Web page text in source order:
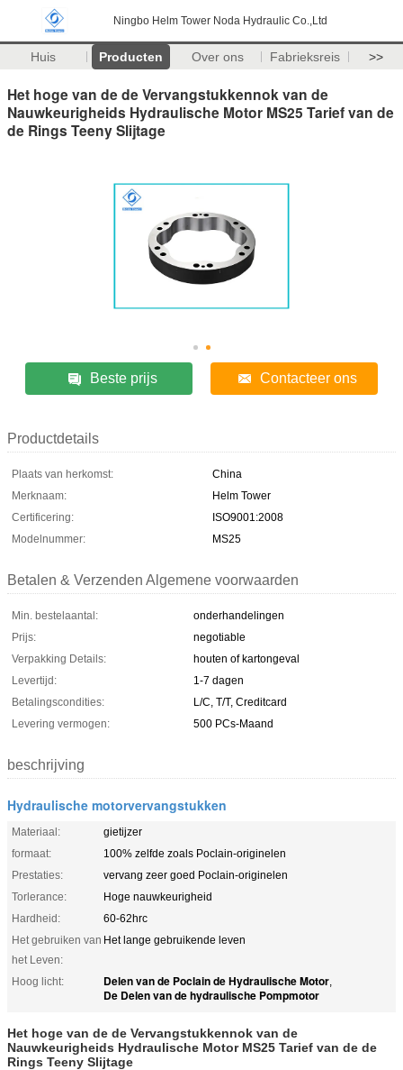
Ningbo Helm Tower Noda Hydraulic Co.,Ltd
Huis Producten Over ons Fabrieksreis >>
Het hoge van de de Vervangstukkennok van de
Nauwkeurigheids Hydraulische Motor MS25 Tarief van de
de Rings Teeny Slijtage
Beste prijs Contacteer ons
Productdetails
Plaats van herkomst:
China
Merknaam:
Helm Tower
Certificering:
ISO9001:2008
Modelnummer:
MS25
Betalen & Verzenden Algemene voorwaarden
Min. bestelaantal:
onderhandelingen
Prijs:
negotiable
Verpakking Details:
houten of kartongeval
Levertijd:
1-7 dagen
Betalingscondities:
L/C, T/T, Creditcard
Levering vermogen:
500 PCs-Maand
beschrijving
Hydraulische motorvervangstukken
Materiaal:
gietijzer
formaat:
100% zelfde zoals Poclain-originelen
Prestaties:
vervang zeer goed Poclain-originelen
Torlerance:
Hoge nauwkeurigheid
Hardheid:
60-62hrc
Het gebruiken van
het Leven:
Het lange gebruikende leven
Hoog licht: Delen van de Poclain de Hydraulische Motor,
De Delen van de hydraulische Pompmotor
Het hoge van de de Vervangstukkennok van de
Nauwkeurigheids Hydraulische Motor MS25 Tarief van de de
Rings Teeny Slijtage